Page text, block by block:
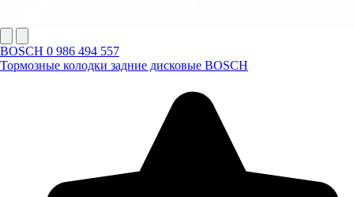
BOSCH 0 986 494 557
Тормозные колодки задние дисковые BOSCH